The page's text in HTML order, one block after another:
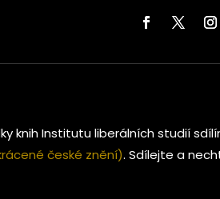
knih Institutu liberálních studií
české znění). Sdílejte a